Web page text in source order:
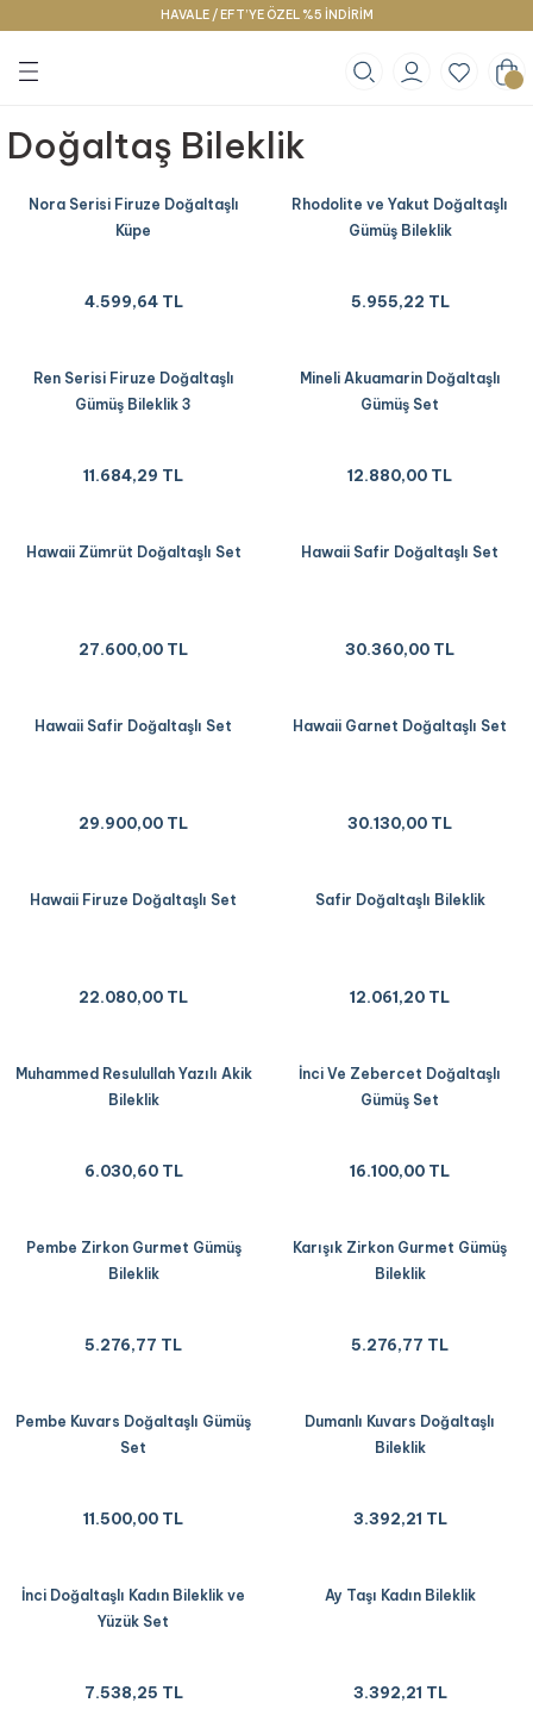
HAVALE / EFT’YE ÖZEL %5 İNDİRİM
Geri Dön
Geri Dön
Geri Dön
Doğaltaş Bileklik
Nora Serisi Firuze Doğaltaşlı
Küpe
4.599,64 TL
Rhodolite ve Yakut Doğaltaşlı
Gümüş Bileklik
5.955,22 TL
Ren Serisi Firuze Doğaltaşlı
Gümüş Bileklik 3
11.684,29 TL
Mineli Akuamarin Doğaltaşlı
Gümüş Set
12.880,00 TL
Hawaii Zümrüt Doğaltaşlı Set
27.600,00 TL
Hawaii Safir Doğaltaşlı Set
30.360,00 TL
Hawaii Safir Doğaltaşlı Set
29.900,00 TL
Hawaii Garnet Doğaltaşlı Set
30.130,00 TL
Hawaii Firuze Doğaltaşlı Set
22.080,00 TL
Safir Doğaltaşlı Bileklik
12.061,20 TL
Muhammed Resulullah Yazılı Akik
Bileklik
6.030,60 TL
İnci Ve Zebercet Doğaltaşlı
Gümüş Set
16.100,00 TL
Pembe Zirkon Gurmet Gümüş
Bileklik
5.276,77 TL
Karışık Zirkon Gurmet Gümüş
Bileklik
5.276,77 TL
Pembe Kuvars Doğaltaşlı Gümüş
Set
11.500,00 TL
Dumanlı Kuvars Doğaltaşlı
Bileklik
3.392,21 TL
İnci Doğaltaşlı Kadın Bileklik ve
Yüzük Set
7.538,25 TL
Ay Taşı Kadın Bileklik
3.392,21 TL